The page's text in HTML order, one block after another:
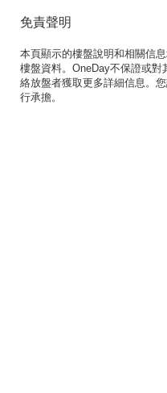
免責聲明
本頁顯示的樓盤說明和相關信
樓盤資料。OneDay不保證或
絡放盤者獲取更多詳細信息。
行承擔。